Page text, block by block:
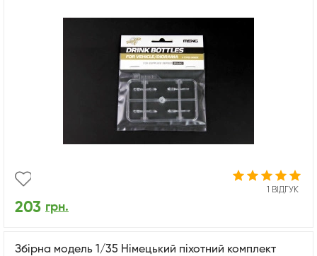
1 ВІДГУК
203 грн.
Збірна модель 1/35 Німецький піхотний комплект